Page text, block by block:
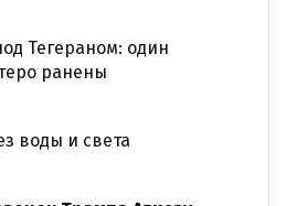
Тегераном: один
ранены
воды и света